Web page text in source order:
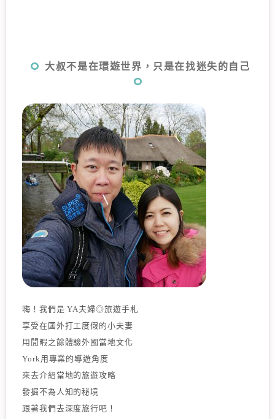
大叔不是在環遊世界，只是在找迷失的自己
嗨！我們是 YA夫婦◎旅遊手札
享受在國外打工度假的小夫妻
用閒暇之餘體驗外國當地文化
York用專業的導遊角度
來去介紹當地的旅遊攻略
發掘不為人知的秘境
跟著我們去深度旅行吧！